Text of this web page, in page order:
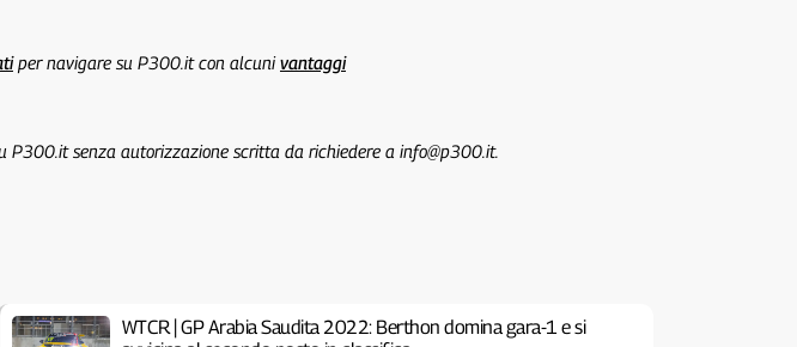
per navigare su P300.it con alcunivantaggi
senza autorizzazione scritta da richiedere a info@p300.it.
WTCR | GP Arabia Saudita 2022: Berthon domina gara-1 e si